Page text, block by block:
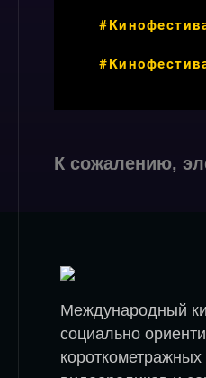
К сожалению,
Международный
социально